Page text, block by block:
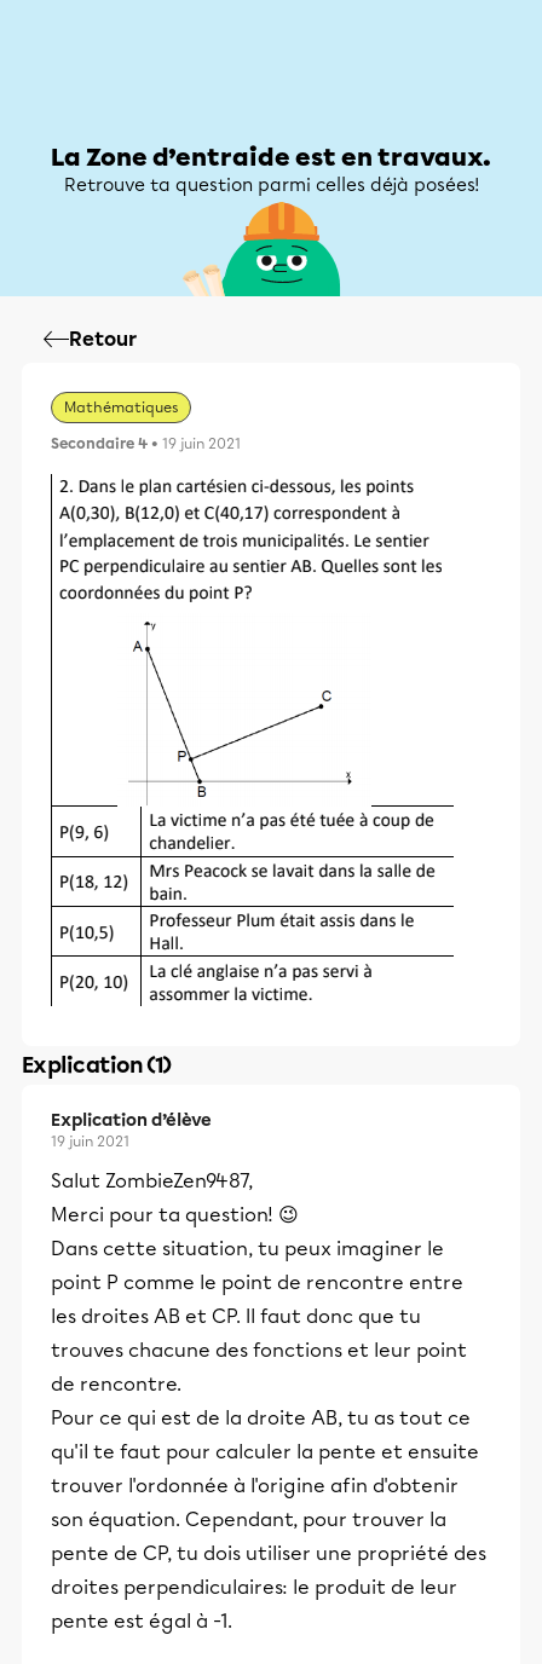
La Zone d’entraide est en travaux.
Retrouve ta question parmi celles déjà posées!
Retour
Mathématiques
Secondaire 4 • 19 juin 2021
Explication (1)
Explication d’élève
19 juin 2021
Salut ZombieZen9487,
Merci pour ta question! 😉
Dans cette situation, tu peux imaginer le
point P comme le point de rencontre entre
les droites AB et CP. Il faut donc que tu
trouves chacune des fonctions et leur point
de rencontre.
Pour ce qui est de la droite AB, tu as tout ce
qu'il te faut pour calculer la pente et ensuite
trouver l'ordonnée à l'origine afin d'obtenir
son équation. Cependant, pour trouver la
pente de CP, tu dois utiliser une propriété des
droites perpendiculaires: le produit de leur
pente est égal à -1.